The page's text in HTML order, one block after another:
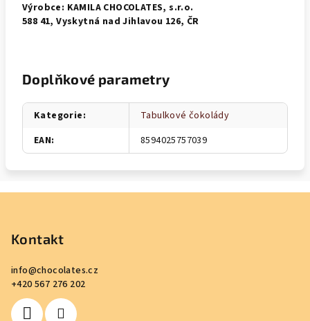
Výrobce: KAMILA CHOCOLATES, s.r.o.
588 41, Vyskytná nad Jihlavou 126, ČR
Doplňkové parametry
Kategorie:
Tabulkové čokolády
EAN: 8594025757039
Kontakt
info@chocolates.cz
+420 567 276 202